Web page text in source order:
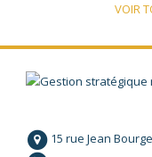
VOIR
15 rue Jean